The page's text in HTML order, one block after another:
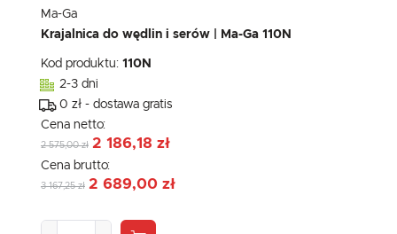
Ma-Ga
Krajalnica do wędlin i serów | Ma-Ga 110N
Kod produktu: 110N
2-3 dni
0 zł - dostawa gratis
Cena netto:
2 575,00 zł 2 186,18 zł
Cena brutto:
3 167,25 zł 2 689,00 zł